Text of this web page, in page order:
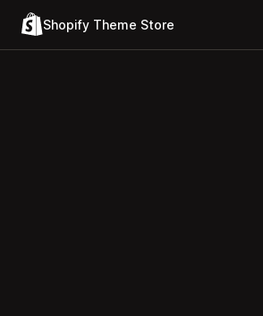
Shopify Theme Store